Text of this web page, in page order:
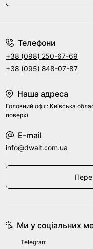
Телефони
+38 (098) 250-67-69
+38 (095) 848-07-87
Наша адреса
Головний офіс: Київська
поверх)
E-mail
info@dwalt.com.ua
Ми у соціальних
Telegram